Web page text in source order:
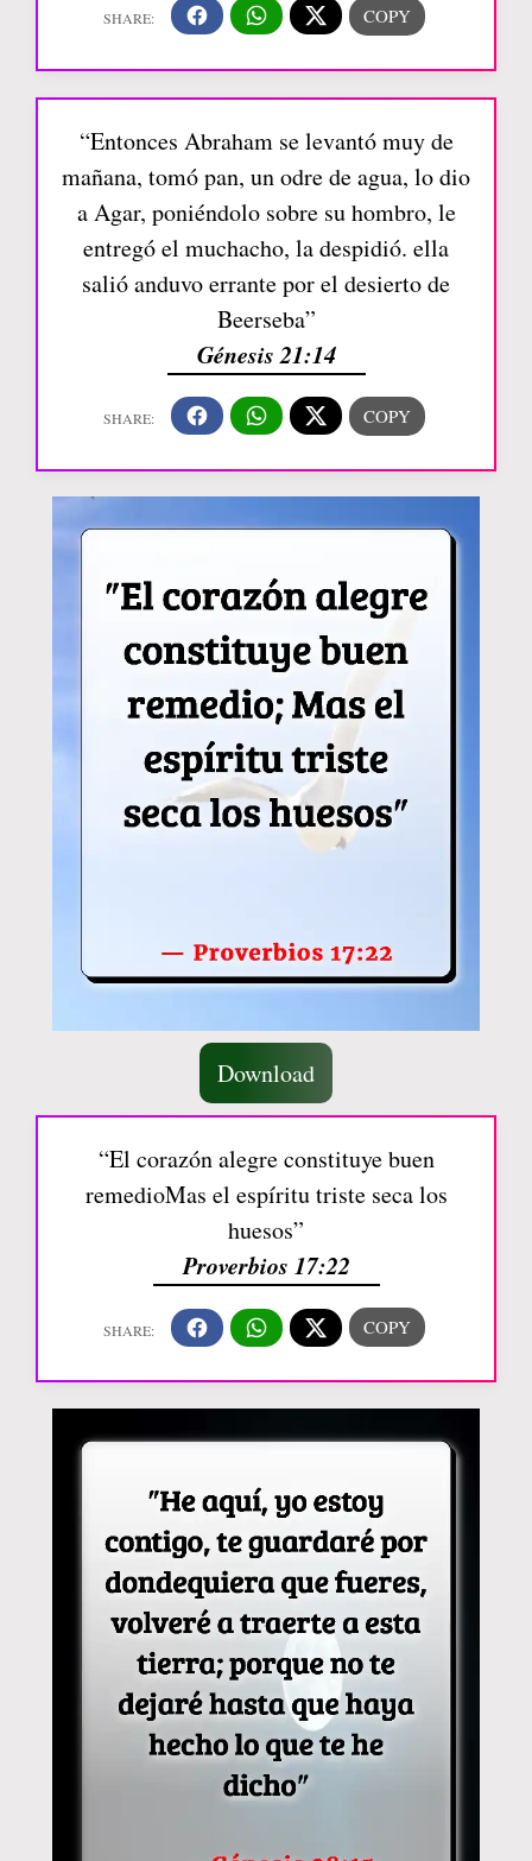
“Entonces Abraham se levantó muy de
mañana, tomó pan, un odre de agua, lo dio
a Agar, poniéndolo sobre su hombro, le
entregó el muchacho, la despidió. ella
salió anduvo errante por el desierto de
Beerseba”
Génesis 21:14
Download
“El corazón alegre constituye buen
remedioMas el espíritu triste seca los
huesos”
Proverbios 17:22